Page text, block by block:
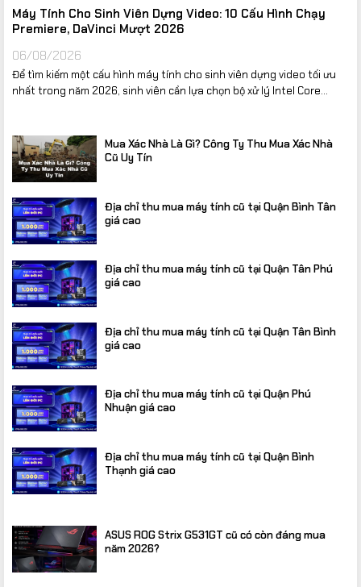
Máy Tính Cho Sinh Viên Dựng Video: 10 Cấu Hình Chạy
Premiere, DaVinci Mượt 2026
06/08/2026
Để tìm kiếm một cấu hình máy tính cho sinh viên dựng video tối ưu
nhất trong năm 2026, sinh viên cần lựa chọn bộ xử lý Intel Core...
Mua Xác Nhà Là Gì? Công Ty Thu Mua Xác Nhà
Cũ Uy Tín
Địa chỉ thu mua máy tính cũ tại Quận Bình Tân
giá cao
Địa chỉ thu mua máy tính cũ tại Quận Tân Phú
giá cao
Địa chỉ thu mua máy tính cũ tại Quận Tân Bình
giá cao
Địa chỉ thu mua máy tính cũ tại Quận Phú
Nhuận giá cao
Địa chỉ thu mua máy tính cũ tại Quận Bình
Thạnh giá cao
ASUS ROG Strix G531GT cũ có còn đáng mua
năm 2026?